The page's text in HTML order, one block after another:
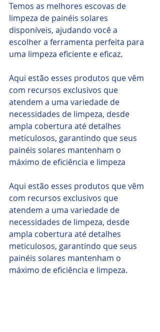
Temos as melhores escovas de
limpeza de painéis solares
disponíveis, ajudando você a
escolher a ferramenta perfeita para
uma limpeza eficiente e eficaz.
Aqui estão esses produtos que vêm
com recursos exclusivos que
atendem a uma variedade de
necessidades de limpeza, desde
ampla cobertura até detalhes
meticulosos, garantindo que seus
painéis solares mantenham o
máximo de eficiência e limpeza
Aqui estão esses produtos que vêm
com recursos exclusivos que
atendem a uma variedade de
necessidades de limpeza, desde
ampla cobertura até detalhes
meticulosos, garantindo que seus
painéis solares mantenham o
máximo de eficiência e limpeza.